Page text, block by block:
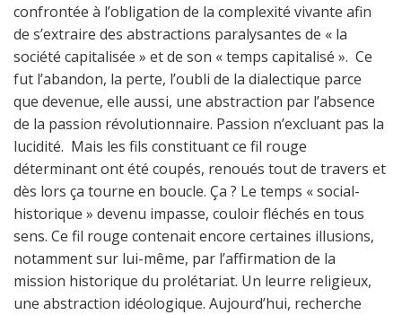
confrontée à l’obligation de la complexité vivante afin
de s’extraire des abstractions paralysantes de « la
société capitalisée » et de son « temps capitalisé ». Ce
fut l’abandon, la perte, l’oubli de la dialectique parce
que devenue, elle aussi, une abstraction par l’absence
de la passion révolutionnaire. Passion n’excluant pas la
lucidité. Mais les fils constituant ce fil rouge
déterminant ont été coupés, renoués tout de travers et
dès lors ça tourne en boucle. Ça ? Le temps « social-
historique » devenu impasse, couloir fléchés en tous
sens. Ce fil rouge contenait encore certaines illusions,
notamment sur lui-même, par l’affirmation de la
mission historique du prolétariat. Un leurre religieux,
une abstraction idéologique. Aujourd’hui, recherche